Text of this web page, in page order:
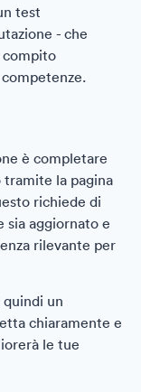
test
- che
compito
è completare
tramite la pagina
richiede di
sia aggiornato e
rilevante per
un
chiaramente e
le tue